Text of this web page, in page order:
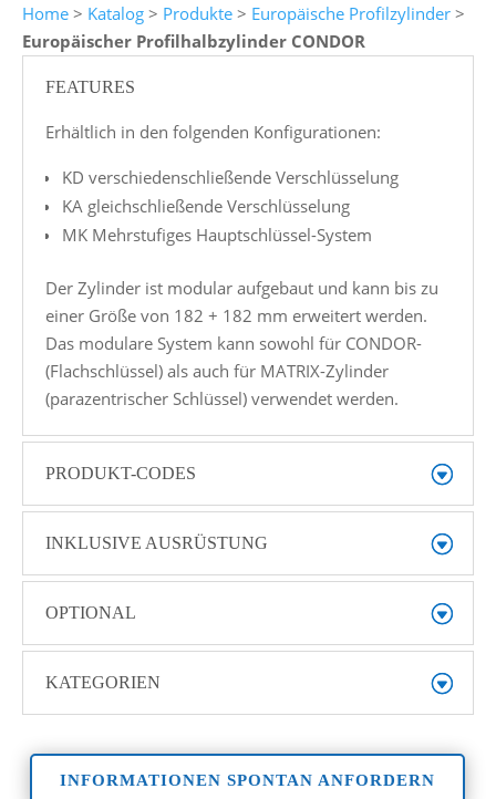
Home> Katalog> Produkte> Europäische Profilzylinder>
Europäischer Profilhalbzylinder CONDOR
FEATURES
Erhältlich in den folgenden Konfigurationen:
KD verschiedenschließende Verschlüsselung
KA gleichschließende Verschlüsselung
MK Mehrstufiges Hauptschlüssel-System
Der Zylinder ist modular aufgebaut und kann bis zu
einer Größe von 182 + 182 mm erweitert werden.
Das modulare System kann sowohl für CONDOR-
(Flachschlüssel) als auch für MATRIX-Zylinder
(parazentrischer Schlüssel) verwendet werden.
PRODUKT-CODES
INKLUSIVE AUSRÜSTUNG
OPTIONAL
KATEGORIEN
INFORMATIONEN SPONTAN ANFORDERN